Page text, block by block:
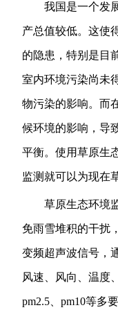
我国是一个发
产总值较低。这使
的隐患，特别是目
室内环境污染尚未
物污染的影响。而
候环境的影响，导
平衡。使用草原生
监测就可以为现在
草原生态环境
免雨雪堆积的干扰
变频超声波信号，
风速、风向、温度
pm2.5、pm10等多